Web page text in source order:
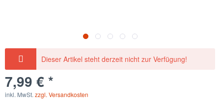
Dieser Artikel steht derzeit nicht zur Verfügung!
7,99 € *
inkl. MwSt. zzgl. Versandkosten